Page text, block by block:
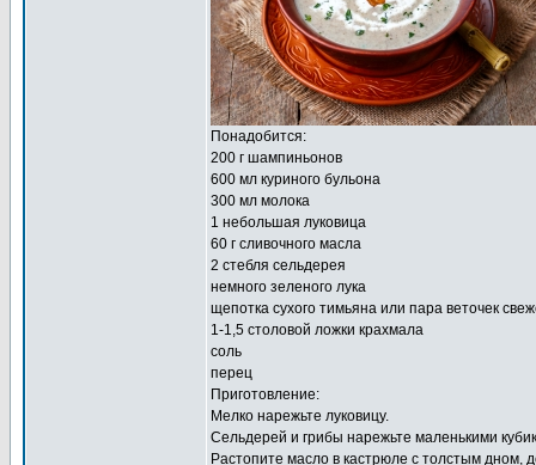
Понадобится:
200 г шампиньонов
600 мл куриного бульона
300 мл молока
1 небольшая луковица
60 г сливочного масла
2 стебля сельдерея
немного зеленого лука
щепотка сухого тимьяна или пара веточек
1-1,5 столовой ложки крахмала
соль
перец
Приготовление:
Мелко нарежьте луковицу.
Сельдерей и грибы нарежьте маленькими
Растопите масло в кастрюле с толстым дном,